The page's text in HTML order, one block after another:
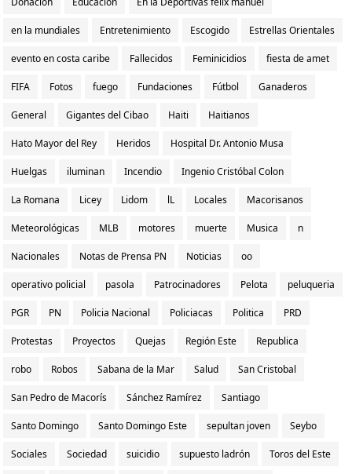
en la mundiales Entretenimiento Escogido Estrellas Orientales
evento en costa caribe Fallecidos Feminicidios fiesta de amet
FIFA Fotos fuego Fundaciones Fútbol Ganaderos
General Gigantes del Cibao Haiti Haitianos
Hato Mayor del Rey Heridos Hospital Dr. Antonio Musa
Huelgas iluminan Incendio Ingenio Cristóbal Colon
La Romana Licey Lidom lL Locales Macorisanos
Meteorológicas MLB motores muerte Musica n
Nacionales Notas de Prensa PN Noticias oo
operativo policial pasola Patrocinadores Pelota peluqueria
PGR PN Policia Nacional Policiacas Politica PRD
Protestas Proyectos Quejas Región Este Republica
robo Robos Sabana de la Mar Salud San Cristobal
San Pedro de Macorís Sánchez Ramírez Santiago
Santo Domingo Santo Domingo Este sepultan joven Seybo
Sociales Sociedad suicidio supuesto ladrón Toros del Este